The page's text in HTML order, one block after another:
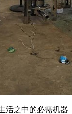
活之中的必需机器